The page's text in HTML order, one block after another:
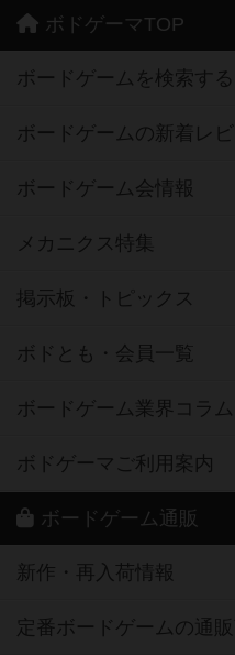
ボドゲーマTOP
ボードゲームを検索する
ボードゲームの新着レ
ボードゲーム会情報
メカニクス特集
掲示板・トピックス
ボドとも・会員一覧
ボードゲーム業界コラム
ボドゲーマご利用案内
ボードゲーム通販
新作・再入荷情報
定番ボードゲームの通